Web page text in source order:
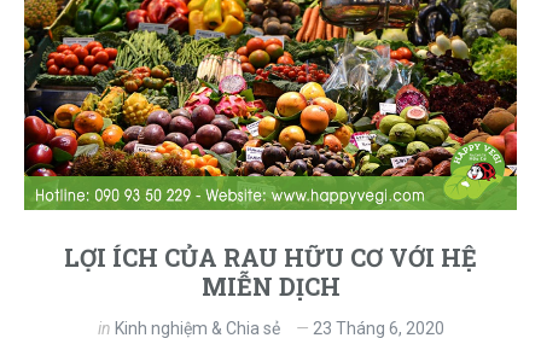
LỢI ÍCH CỦA RAU HỮU CƠ VỚI HỆ
MIỄN DỊCH
in Kinh nghiệm & Chia sẻ 23 Tháng 6, 2020